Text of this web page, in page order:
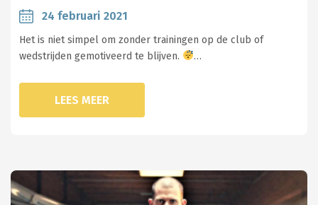
24 februari 2021
Het is niet simpel om zonder trainingen op de club of
wedstrijden gemotiveerd te blijven.
…
LEES MEER